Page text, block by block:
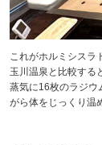
これがホルミシスラ
玉川温泉と比較する
蒸気に16枚のラジウ
がら体をじっくり温